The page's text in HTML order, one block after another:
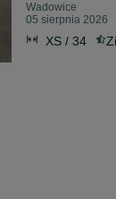
Wadowice
05 sierpnia 2026
XS / 34